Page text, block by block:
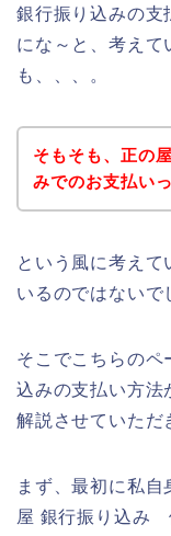
銀行振り込みの支
にな～と、考えて
も、、、。
そもそも、正の
みでのお支払い
という風に考えて
いるのではないで
そこでこちらのペ
込みの支払い方法
解説させていただ
まず、最初に私
屋 銀行振り込み